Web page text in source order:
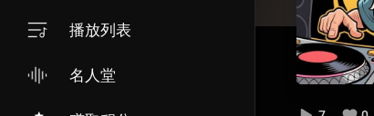
播放列表
名人堂